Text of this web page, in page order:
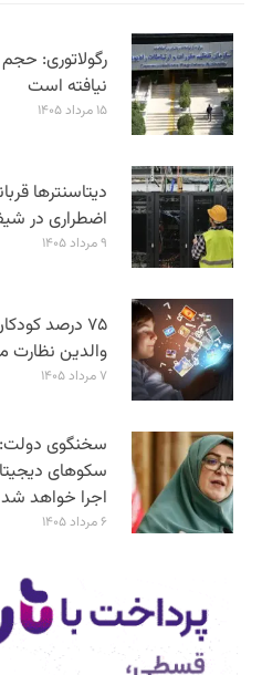
رگولاتوری:
نیافته است
۱۵ مرداد ۱۴۰۵
دیتاسنترها
اضطراری در
۹ مرداد ۱۴۰۵
والدین نظارت
۷ مرداد ۱۴۰۵
سخنگوی دولت:
سکوهای
اجرا خواهد شد
۶ مرداد ۱۴۰۵